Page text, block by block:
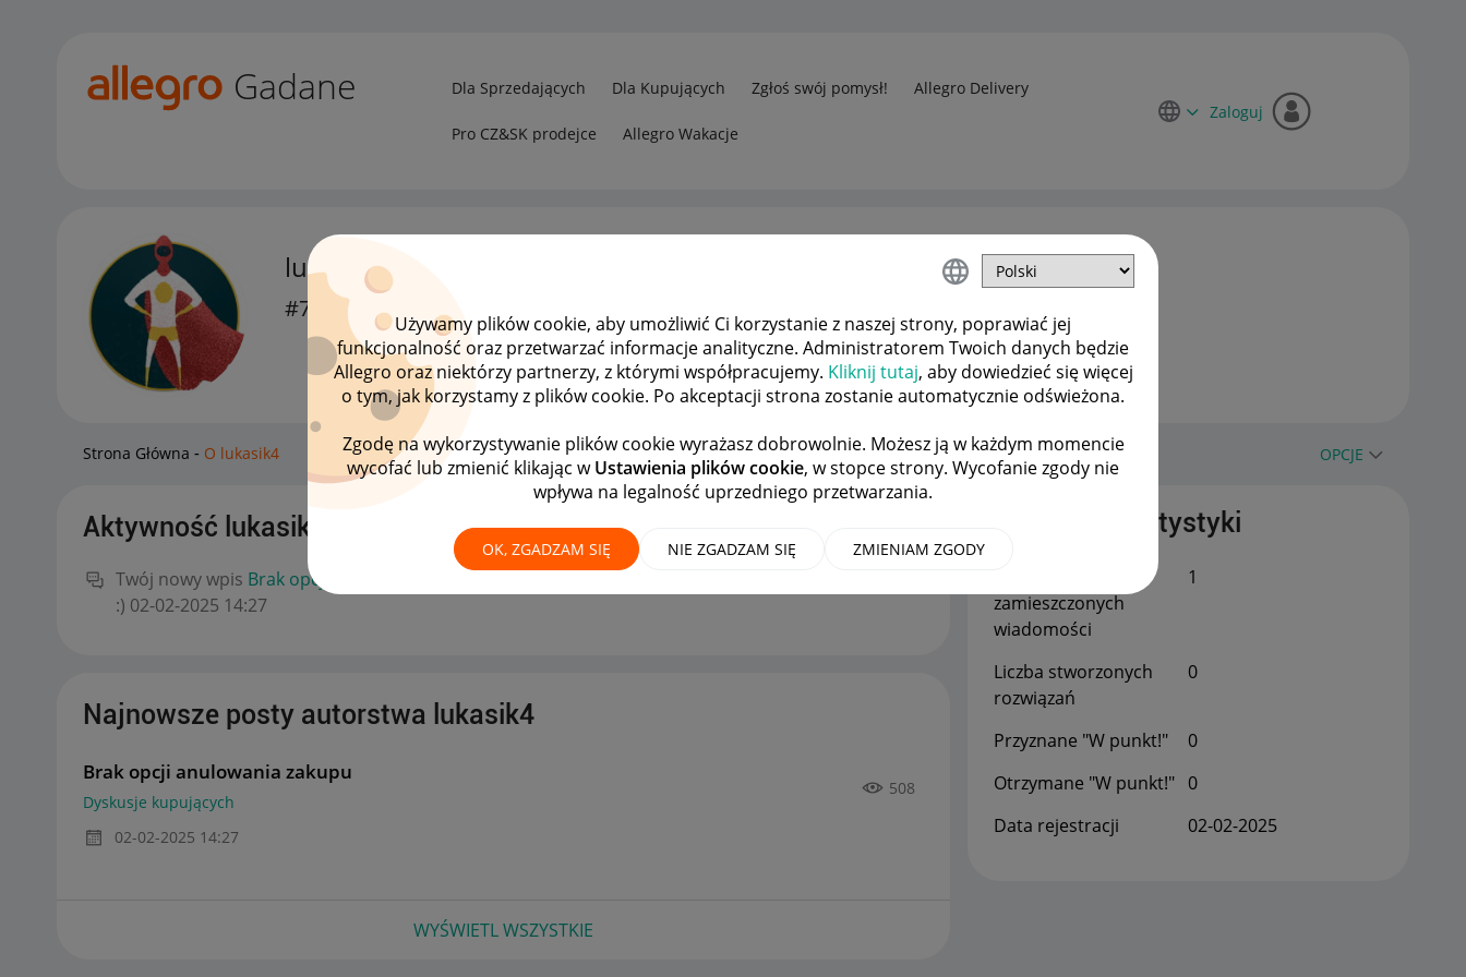
Używamy plików cookie, aby umożliwić Ci korzystanie z naszej strony, poprawiać jej
funkcjonalność oraz przetwarzać informacje analityczne. Administratorem Twoich danych będzie
Allegro oraz niektórzy partnerzy, z którymi współpracujemy. Kliknij tutaj, aby dowiedzieć się więcej
o tym, jak korzystamy z plików cookie. Po akceptacji strona zostanie automatycznie odświeżona.
Zgodę na wykorzystywanie plików cookie wyrażasz dobrowolnie. Możesz ją w każdym momencie
wycofać lub zmienić klikając wUstawienia plików cookie, w stopce strony. Wycofanie zgody nie
wpływa na legalność uprzedniego przetwarzania.
OK, ZGADZAM SIĘ NIE ZGADZAM SIĘ ZMIENIAM ZGODY
Gadane Dla Sprzedających Dla Kupujących Zgłoś swój pomysł! Allegro Delivery
Pro CZ&SK prodejce Allegro Wakacje
Zaloguj
lukasik4
#7 Wielbiciel
Strona Główna O lukasik4 OPCJE
Aktywność lukasik4
Twój nowy wpis Brak opcji anulowania zakupu
:) ‎02-02-2025 14:27
Najnowsze posty autorstwa lukasik4
Brak opcji anulowania zakupu
Dyskusje kupujących
508
‎02-02-2025 14:27
WYŚWIETL WSZYSTKIE
Publiczne statystyki
zamieszczonych
wiadomości
1
Liczba stworzonych
rozwiązań
0
Przyznane "W punkt!"
0
Otrzymane "W punkt!" 0
Data rejestracji
‎02-02-2025